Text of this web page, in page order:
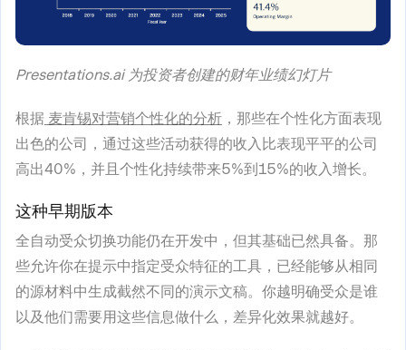
Presentations.ai 为投资者创建的财年业绩幻灯片
根据 麦肯锡对营销个性化的分析 ，那些在个性化方面表现
出色的公司，通过这些活动获得的收入比表现平平的公司
高出40%，并且个性化持续带来5%到15%的收入增长。
这种早期版本
全自动受众切换功能仍在开发中，但其基础已然具备。那
些允许你在提示中指定受众特征的工具，已经能够从相同
的源材料中生成截然不同的演示文稿。你越明确受众是谁
以及他们需要用这些信息做什么，差异化效果就越好。